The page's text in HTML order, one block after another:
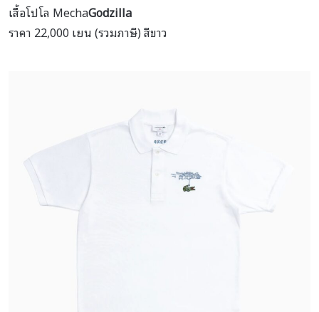
เสื้อโปโล MechaGodzilla
ราคา 22,000 เยน (รวมภาษี) สีขาว